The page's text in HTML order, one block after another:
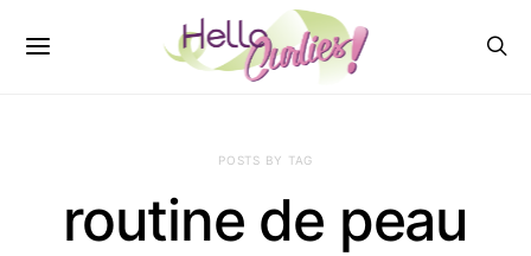
POSTS BY TAG
routine de peau